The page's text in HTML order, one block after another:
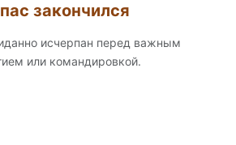
закончился
исчерпан перед важным
или командировкой.